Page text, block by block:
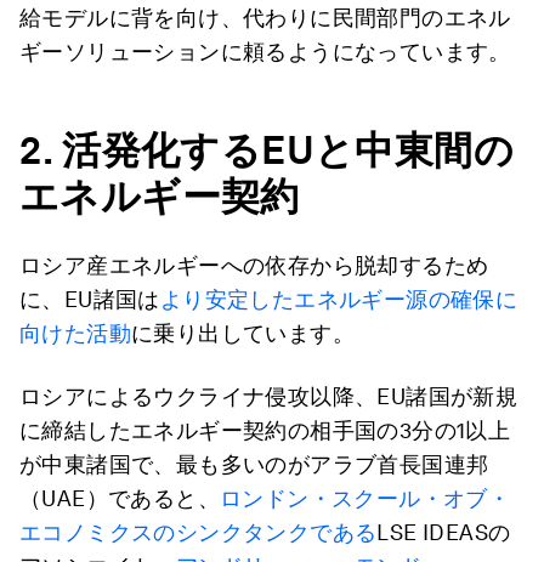
給モデルに背を向け、代わりに民間部門のエネル
ギーソリューションに頼るようになっています。
2.活発化するEUと中東間の
エネルギー契約
ロシア産エネルギーへの依存から脱却するため
に、EU諸国はより安定したエネルギー源の確保に
向けた活動に乗り出しています。
ロシアによるウクライナ侵攻以降、EU諸国が新規
に締結したエネルギー契約の相手国の3分の1以上
が中東諸国で、最も多いのがアラブ首長国連邦
（UAE）であると、
ロンドン・スクール・オブ・
エコノミクスのシンクタンクであるLSE IDEASの